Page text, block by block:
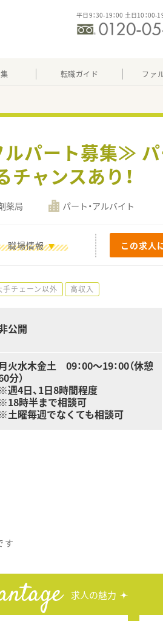
平日9：30-19：00 土日10：00-
転職ガイド ファ
ルパート募集≫
チャンスあり！
薬局 パート・アルバイト
職場情報 この求人
手チェーン以外 高収入
公開
火水木金土 09：00～19：00（休憩
分）
※週4日、1日8時間程度
※18時半まで相談可
※土曜毎週でなくても相談可
す
求人の魅力